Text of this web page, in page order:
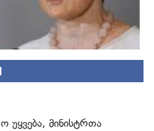
მინისტრთა